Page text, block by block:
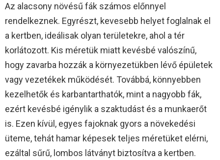
Az alacsony növésű fák számos előnnyel
rendelkeznek. Egyrészt, kevesebb helyet foglalnak el
a kertben, ideálisak olyan területekre, ahol a tér
korlátozott. Kis méretük miatt kevésbé valószínű,
hogy zavarba hozzák a környezetükben lévő épületek
vagy vezetékek működését. Továbbá, könnyebben
kezelhetők és karbantarthatók, mint a nagyobb fák,
ezért kevésbé igénylik a szaktudást és a munkaerőt
is. Ezen kívül, egyes fajoknak gyors a növekedési
üteme, tehát hamar képesek teljes méretüket elérni,
ezáltal sűrű, lombos látványt biztosítva a kertben.